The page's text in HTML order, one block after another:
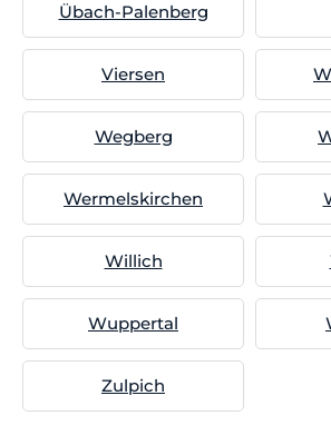
Übach-Palenberg
Viersen
Wegberg
Wermelskirchen
Willich
Wuppertal
Zulpich